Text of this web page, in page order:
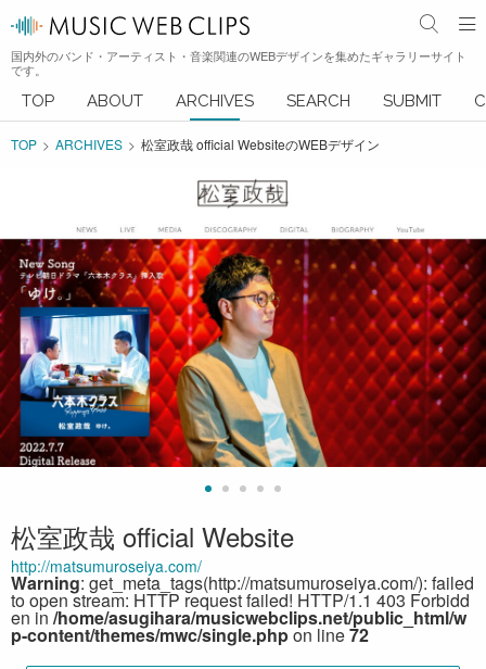
国内外のバンド・アーティスト・音楽関連のWEBデザインを集めたギャラリーサイト
です。
TOP ABOUT ARCHIVES SEARCH SUBMIT
TOP ARCHIVES 松室政哉 official WebsiteのWEBデザイン
松室政哉 official Website
http://matsumuroseiya.com/
Warning: get_meta_tags(http://matsumuroseiya.com/): failed
to open stream: HTTP request failed! HTTP/1.1 403 Forbidd
en in /home/asugihara/musicwebclips.net/public_html/w
p-content/themes/mwc/single.phpon line72